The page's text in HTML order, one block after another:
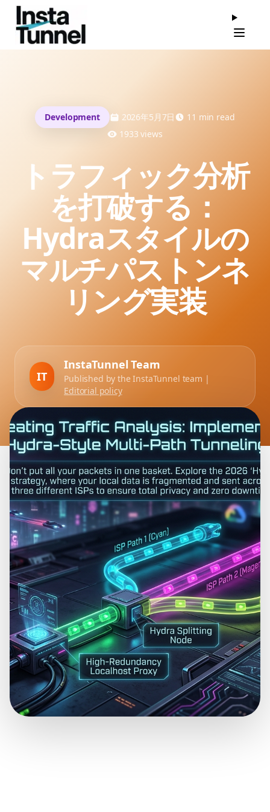
Development 2026年5月7日 11 min read
1933 views
トラフィック分析
を打破する：
Hydraスタイルの
マルチパストンネ
リング実装
IT
InstaTunnel Team
Published by the InstaTunnel team |
Editorial policy